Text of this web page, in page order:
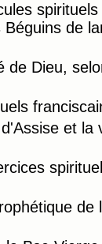
spirituels
de
de Dieu,
et la
de